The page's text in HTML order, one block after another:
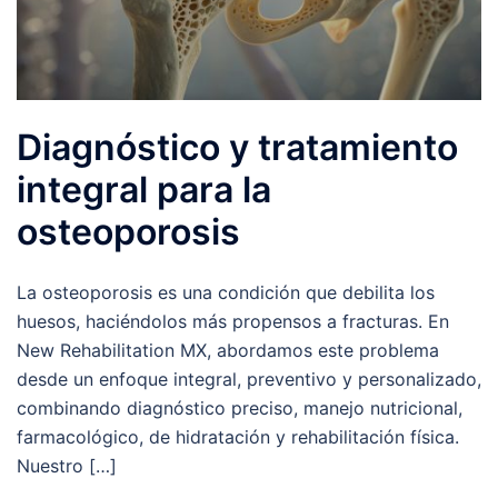
Diagnóstico y tratamiento
integral para la
osteoporosis
La osteoporosis es una condición que debilita los
huesos, haciéndolos más propensos a fracturas. En
New Rehabilitation MX, abordamos este problema
desde un enfoque integral, preventivo y personalizado,
combinando diagnóstico preciso, manejo nutricional,
farmacológico, de hidratación y rehabilitación física.
Nuestro […]